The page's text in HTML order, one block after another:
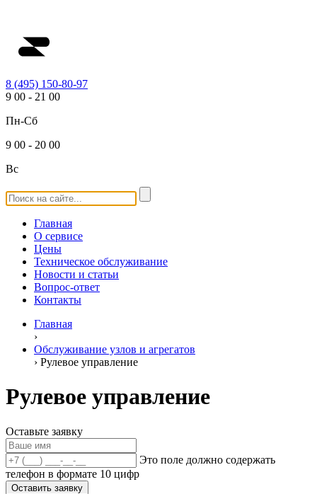
8 (495) 150-80-97
9 00 - 21 00
Пн-Сб
9 00 - 20 00
Вс
Главная
О сервисе
Цены
Техническое обслуживание
Новости и статьи
Вопрос-ответ
Контакты
Главная
›
Обслуживание узлов и агрегатов
› Рулевое управление
Рулевое управление
Оставьте заявку
Это поле должно содержать
телефон в формате 10 цифр
Оставить заявку